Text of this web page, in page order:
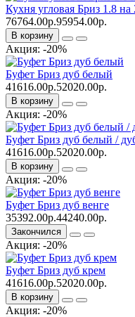
Кухня угловая Бриз 1.8
76764.00р.95954.00р.
В корзину
Акция: -20%
Буфет Бриз дуб белый
41616.00р.52020.00р.
В корзину
Акция: -20%
Буфет Бриз дуб белый /
41616.00р.52020.00р.
В корзину
Акция: -20%
Буфет Бриз дуб венге
35392.00р.44240.00р.
Закончился
Акция: -20%
Буфет Бриз дуб крем
41616.00р.52020.00р.
В корзину
Акция: -20%